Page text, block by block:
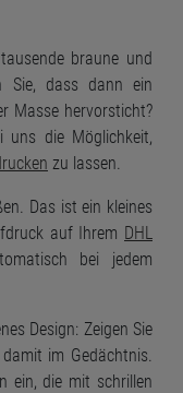
braune und
Sie, dass dann ein
Masse hervorsticht?
uns die Möglichkeit,
zu lassen.
Das ist ein kleines
auf Ihrem DHL
bei jedem
Design: Zeigen Sie
im Gedächtnis.
ein, die mit schrillen